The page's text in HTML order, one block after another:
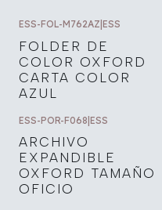
ESS-FOL-M762AZ ESS
FOLDER DE
COLOR OXFORD
CARTA COLOR
AZUL
ESS-POR-F068|ESS
ARCHIVO
EXPANDIBLE
OXFORD TAMAÑO
OFICIO